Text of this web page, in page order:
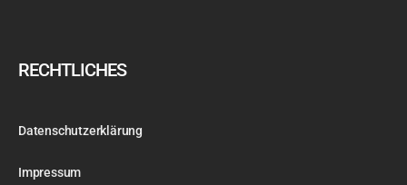
RECHTLICHES
Datenschutzerklärung
Impressum